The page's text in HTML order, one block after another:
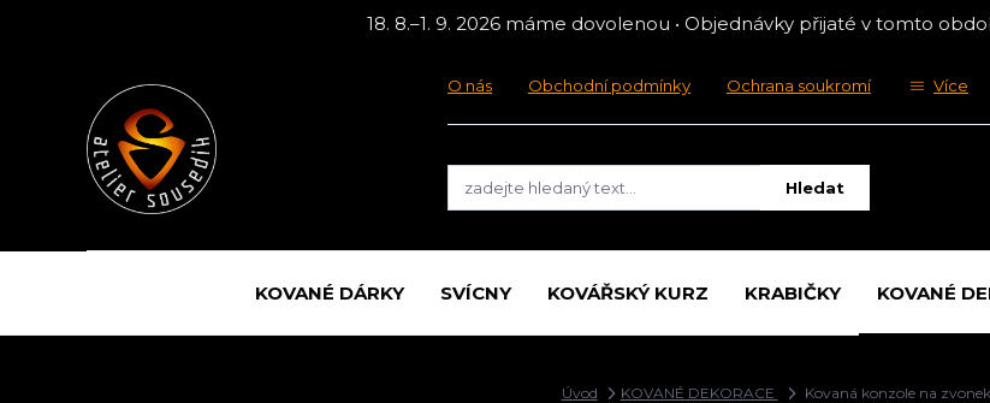
18. 8.–1. 9. 2026 máme dovolenou • Objednávky přijaté v tomto
O nás Obchodní podmínky Ochrana soukromí Více
Hledat
KOVANÉ DÁRKY SVÍCNY KOVÁŘSKÝ KURZ KRABIČKY KOVANÉ
Úvod KOVANÉ DEKORACE Kovaná konzole na